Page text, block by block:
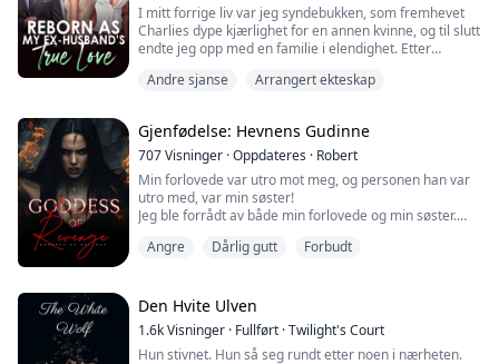
I mitt forrige liv var jeg syndebukken, som fremhevet
Charlies dype kjærlighet for en annen kvinne, og til slutt
endte jeg opp med en familie i elendighet. Etter
på at Peiheng skulle søke om skilsmisse. Men
tilbake med jevne mellomrom? Og bekymret for at jeg
vil bedra ham? "Tror du at du i nær fremtid vil hate meg
og ønske at jeg forsvinner?" spurte jeg. "Ikke drøm,"
svarte han, "vi skal pine hverandre til døde." Jeg sukket,
som gjenfødt vet jeg at Charlie snart vil møte sin sanne
kjærlighet. Endelig møttes de, og jeg trodde friheten
bare var ett skritt unna. Men han sa, "Hvem sa at jeg vil
kjærlighet ble forlatt!
Andre sjanse
Arrangert ekteskap
Gjenfødelse: Hevnens Gudinne
707Visninger ·Oppdateres · Robert
Min forlovede var utro mot meg, og personen han var
utro med, var min søster!
Jeg ble forrådt av både min forlovede og min søster.
tungen min, hadde sex foran meg, og myrdet meg
Heldigvis, ved en skjebnens vending, ble jeg gjenfødt!
Med en ny sjanse i livet, skal jeg leve for meg selv, og
jeg skal bli dronningen av underholdningsindustrien!
Og jeg skal søke hevn!
Angre Dårlig gutt Forbudt
Den Hvite Ulven
1.6kVisninger · Fullført ·Twilight's Court
Hun stivnet. Hun så seg rundt etter noen i nærheten.